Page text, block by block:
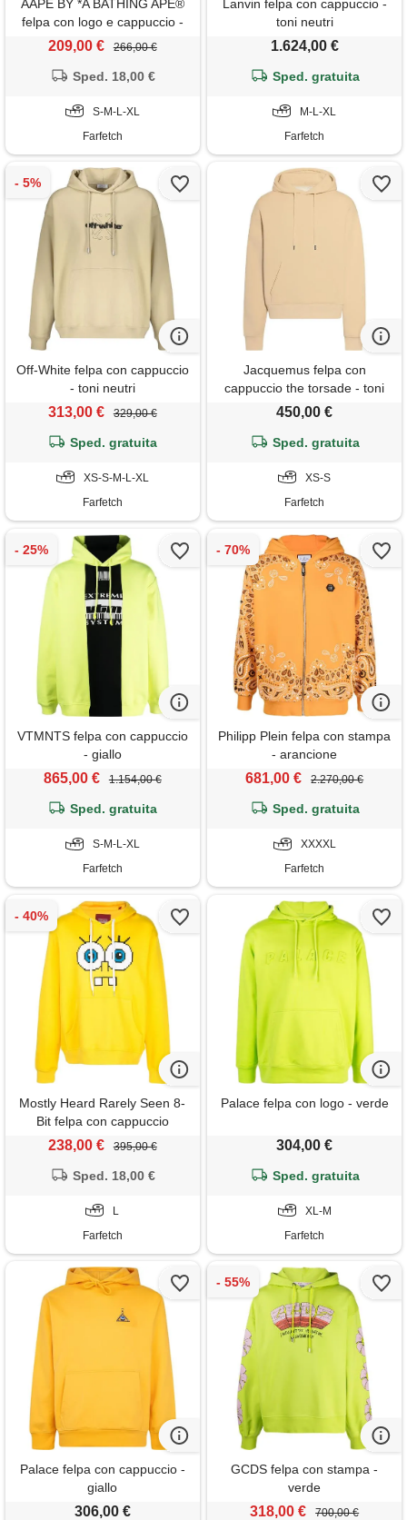
AAPE BY *A BATHING APE®
felpa con logo e cappuccio -
giallo
209,00 € 266,00 €
Sped. 18,00 €
S-M-L-XL
Farfetch
Lanvin felpa con cappuccio -
toni neutri
1.624,00 €
Sped. gratuita
M-L-XL
Farfetch
Off-White felpa con cappuccio
- toni neutri
313,00 € 329,00 €
Sped. gratuita
XS-S-M-L-XL
Farfetch
Jacquemus felpa con
cappuccio the torsade - toni
neutri
450,00 €
Sped. gratuita
XS-S
Farfetch
VTMNTS felpa con cappuccio
- giallo
865,00 € 1.154,00 €
Sped. gratuita
S-M-L-XL
Farfetch
Philipp Plein felpa con stampa
- arancione
681,00 € 2.270,00 €
Sped. gratuita
XXXXL
Farfetch
Mostly Heard Rarely Seen 8-
Bit felpa con cappuccio
snaggle teeth - giallo
238,00 € 395,00 €
Sped. 18,00 €
L
Farfetch
Palace felpa con logo - verde
304,00 €
Sped. gratuita
XL-M
Farfetch
Palace felpa con cappuccio -
giallo
306,00 €
GCDS felpa con stampa -
verde
318,00 € 700,00 €